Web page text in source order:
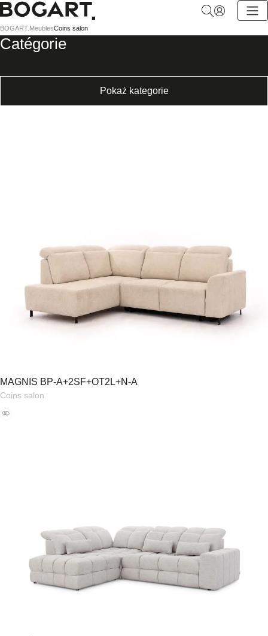
BOGART.
-
Page
BOGART. MeublesCoins salon
Catégorie
Pokaż kategorie
MAGNIS BP-A+2SF+OT2L+N-A
Coins salon